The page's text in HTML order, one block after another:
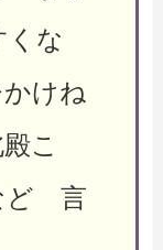
くな
けね
こ
ど 言